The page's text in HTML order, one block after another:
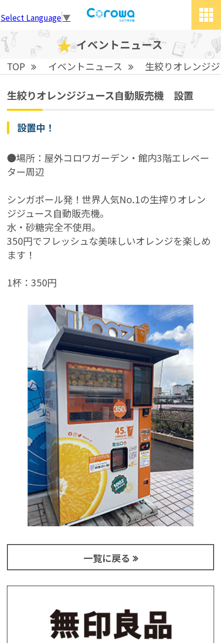
Select Language▼
grid
イベントニュース
TOP イベントニュース 生絞りオレンジ
生絞りオレンジジュース自動販売機 設置
設置中！
●場所：屋外コロワガーデン・館内3階エレベー
ター周辺
シンガポール発！世界人気No.1の生搾りオレン
ジジュース自動販売機。
水・砂糖完全不使用。
350円でフレッシュな美味しいオレンジを楽しめ
ます！
1杯：350円
一覧に戻る